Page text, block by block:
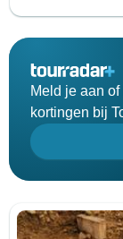
Meld je aan
kortingen bij